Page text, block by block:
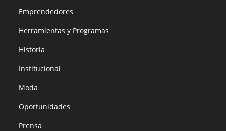
Emprendedores
Herramientas y Programas
Historia
Institucional
Moda
Oportunidades
Prensa